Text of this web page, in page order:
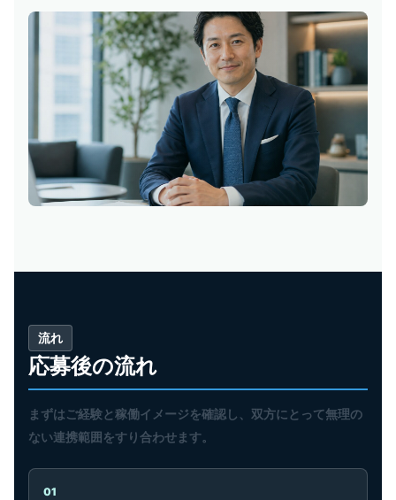
流れ
応募後の流れ
まずはご経験と稼働イメージを確認し、双方にとって無理の
ない連携範囲をすり合わせます。
01